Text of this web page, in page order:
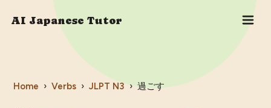
AI Japanese Tutor
Home › Verbs › JLPT N3 › 過ごす